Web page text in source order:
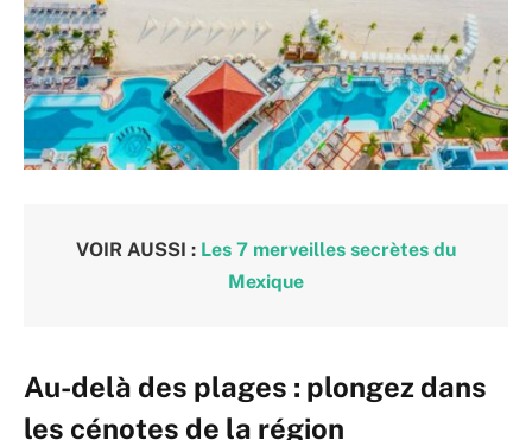
VOIR AUSSI : Les 7 merveilles secrètes du
Mexique
Au-delà des plages : plongez dans
les cénotes de la région